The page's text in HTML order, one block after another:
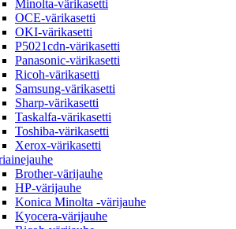
Minolta-värikasetti
OCE-värikasetti
OKI-värikasetti
P5021cdn-värikasetti
Panasonic-värikasetti
Ricoh-värikasetti
Samsung-värikasetti
Sharp-värikasetti
Taskalfa-värikasetti
Toshiba-värikasetti
Xerox-värikasetti
Brother-värijauhe
HP-värijauhe
Konica Minolta -värijauhe
Kyocera-värijauhe